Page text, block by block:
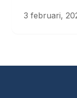
3 februari,